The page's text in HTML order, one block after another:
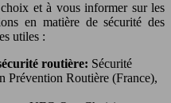
et à vous informer sur les
en matière de sécurité des
utiles :
routière: Sécurité
Prévention Routière (France),